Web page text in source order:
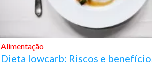
Alimentação
Dieta lowcarb: Riscos e